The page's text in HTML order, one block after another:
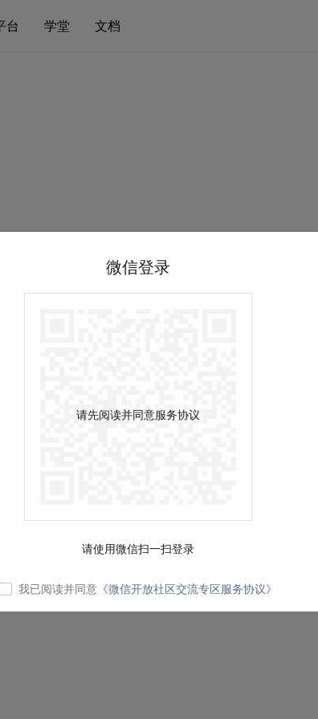
台 学堂 文档
微信登录
请先阅读并同意服务协议
请使用微信扫一扫登录
我已阅读并同意 《微信开放社区交流专区服务协议》